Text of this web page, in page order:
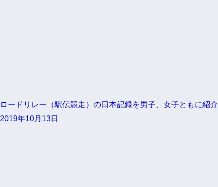
ロードリレー（駅伝競走）の日本記録を男子、女子ともに紹介
2019年10月13日